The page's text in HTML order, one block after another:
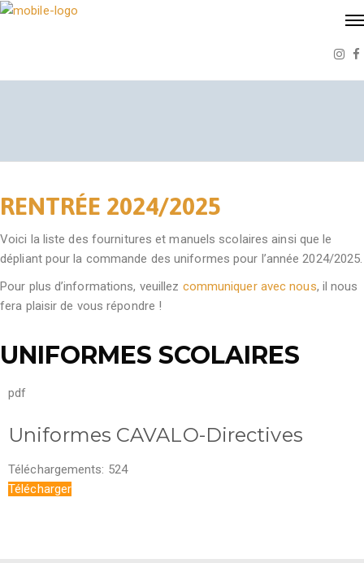
RENTRÉE 2024/2025
Voici la liste des fournitures et manuels scolaires ainsi que le
dépliant pour la commande des uniformes pour l’année 2024/2025.
Pour plus d’informations, veuillez communiquer avec nous, il nous
fera plaisir de vous répondre !
UNIFORMES SCOLAIRES
pdf
Uniformes CAVALO-Directives
Téléchargements: 524
Télécharger